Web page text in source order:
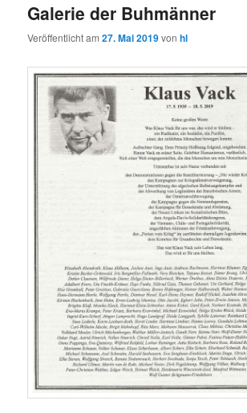
Galerie der Buhmänner
Veröffentlicht am27. Mai 2019vonhl